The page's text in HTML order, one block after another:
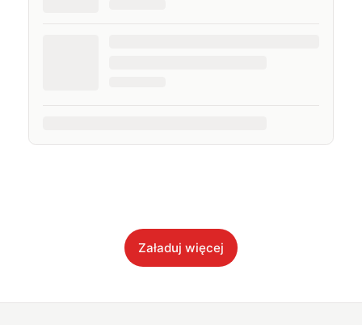
Załaduj więcej